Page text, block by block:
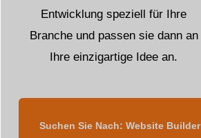
Entwicklung speziell für Ihre
Branche und passen sie dann an
Ihre einzigartige Idee an.
Suchen Sie Nach: Website Builder